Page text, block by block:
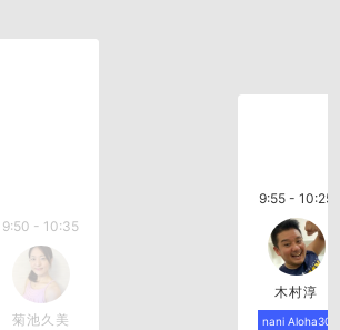
9:50 - 10:35
菊池久美
9:55 - 10:25
木村淳
nani Aloha30